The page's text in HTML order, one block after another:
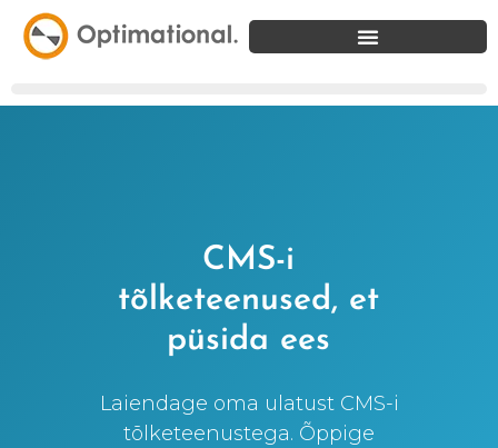
CMS-i
tõlketeenused, et
püsida ees
Laiendage oma ulatust CMS-i
tõlketeenustega. Õppige